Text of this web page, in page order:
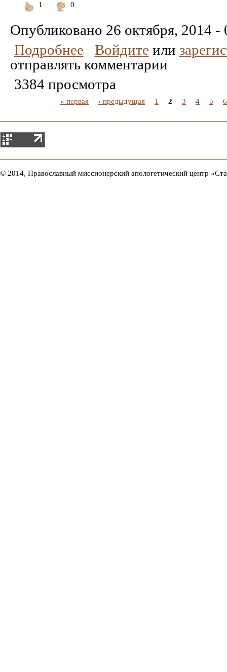
1
0
Опубликовано 26 октября, 2014 -
Подробнее
Войдите или
отправлять комментарии
3384 просмотра
« первая ‹ предыдущая 1 2 3 4 5 6
© 2014, Православный миссионерский апологетический центр